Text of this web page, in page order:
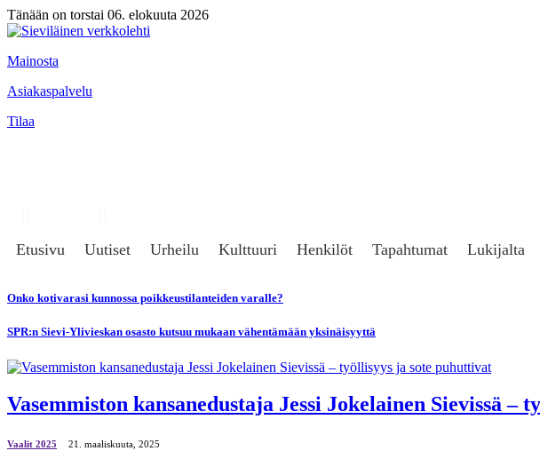
Tänään on torstai 06. elokuuta 2026
Mainosta
Asiakaspalvelu
Tilaa
Etusivu Uutiset Urheilu Kulttuuri Henkilöt Tapahtumat Lukijalta
Onko kotivarasi kunnossa poikkeustilanteiden varalle?
SPR:n Sievi-Ylivieskan osasto kutsuu mukaan vähentämään yksinäisyyttä
Vasemmiston kansanedustaja Jessi Jokelainen Sievissä –
Vaalit 2025 21. maaliskuuta, 2025